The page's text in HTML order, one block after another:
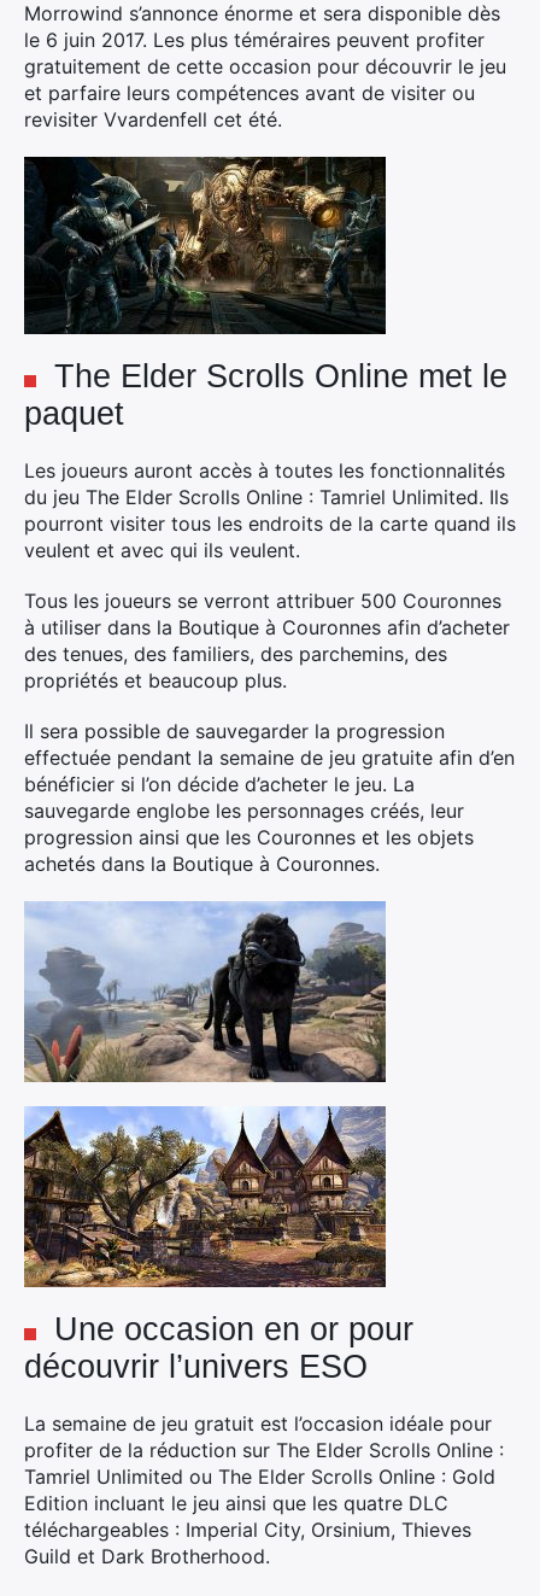
Morrowind s’annonce énorme et sera disponible dès
le 6 juin 2017. Les plus téméraires peuvent profiter
gratuitement de cette occasion pour découvrir le jeu
et parfaire leurs compétences avant de visiter ou
revisiter Vvardenfell cet été.
The Elder Scrolls Online met le
paquet
Les joueurs auront accès à toutes les fonctionnalités
du jeu The Elder Scrolls Online : Tamriel Unlimited. Ils
pourront visiter tous les endroits de la carte quand ils
veulent et avec qui ils veulent.
Tous les joueurs se verront attribuer 500 Couronnes
à utiliser dans la Boutique à Couronnes afin d’acheter
des tenues, des familiers, des parchemins, des
propriétés et beaucoup plus.
Il sera possible de sauvegarder la progression
effectuée pendant la semaine de jeu gratuite afin d’en
bénéficier si l’on décide d’acheter le jeu. La
sauvegarde englobe les personnages créés, leur
progression ainsi que les Couronnes et les objets
achetés dans la Boutique à Couronnes.
Une occasion en or pour
découvrir l’univers ESO
La semaine de jeu gratuit est l’occasion idéale pour
profiter de la réduction sur The Elder Scrolls Online :
Tamriel Unlimited ou The Elder Scrolls Online : Gold
Edition incluant le jeu ainsi que les quatre DLC
téléchargeables : Imperial City, Orsinium, Thieves
Guild et Dark Brotherhood.